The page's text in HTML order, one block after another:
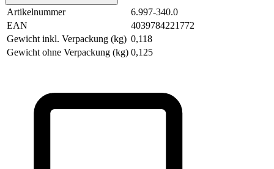
Artikelnummer
6.997-340.0
EAN
4039784221772
Gewicht inkl. Verpackung (kg) 0,118
Gewicht ohne Verpackung (kg) 0,125